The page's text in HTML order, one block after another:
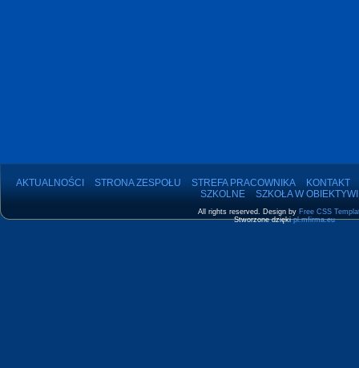
AKTUALNOŚCI STRONA ZESPOŁU STREFA PRACOWNIKA
KONTAKT
SZKOLNE
SZKOŁA W
All rights reserved. Design by Free CSS
Stworzone dziękipl.mfirma.eu